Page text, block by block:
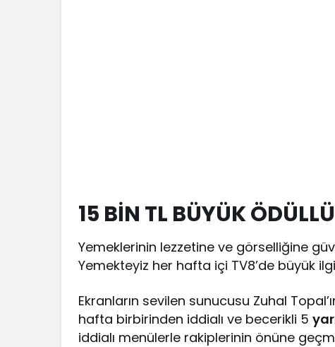
15 BİN TL BÜYÜK
Yemeklerinin lezzetine ve görselliğine
Yemekteyiz her hafta içi TV8’de büyük
Ekranların sevilen sunucusu Zuhal
hafta birbirinden iddialı ve becerikli 5
iddialı menülerle rakiplerinin önüne